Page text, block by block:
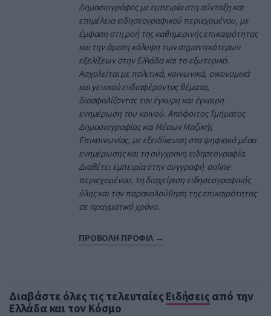
Δημοσιογράφος με εμπειρία στη σύνταξη και
επιμέλεια ειδησεογραφικού περιεχομένου, με
έμφαση στη ροή της καθημερινής επικαιρότητας
και την άμεση κάλυψη των σημαντικότερων
εξελίξεων στην Ελλάδα και το εξωτερικό.
Ασχολείται με πολιτικά, κοινωνικά, οικονομικά
και γενικού ενδιαφέροντος θέματα,
διασφαλίζοντας την έγκυρη και έγκαιρη
ενημέρωση του κοινού. Απόφοιτος Τμήματος
Δημοσιογραφίας και Μέσων Μαζικής
Επικοινωνίας, με εξειδίκευση στα ψηφιακά μέσα
ενημέρωσης και τη σύγχρονη ειδησεογραφία.
Διαθέτει εμπειρία στην συγγραφή online
περιεχομένου, τη διαχείριση ειδησεογραφικής
ύλης και την παρακολούθηση της επικαιρότητας
σε πραγματικό χρόνο.
ΠΡΟΒΟΛΗ ΠΡΟΦΙΛ →
Διαβάστε όλες τις τελευταίες Ειδήσεις από την
Ελλάδα και τον Κόσμο